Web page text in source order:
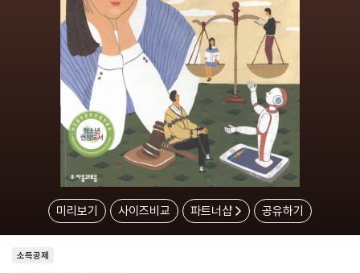
미리보기 사이즈비교 파트너샵 공유하기
소득공제